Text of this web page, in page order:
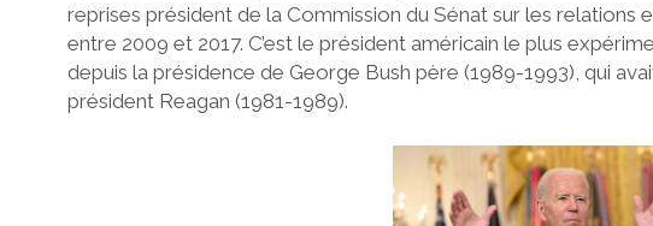
reprises président de la Commission du Sénat sur les
entre 2009 et 2017. C’est le président américain le plus
depuis la présidence de George Bush père (1989-1993), qui
président Reagan (1981-1989).